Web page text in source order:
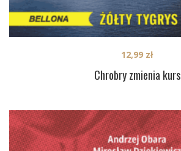
Chrobry zmienia kurs
12,99 zł